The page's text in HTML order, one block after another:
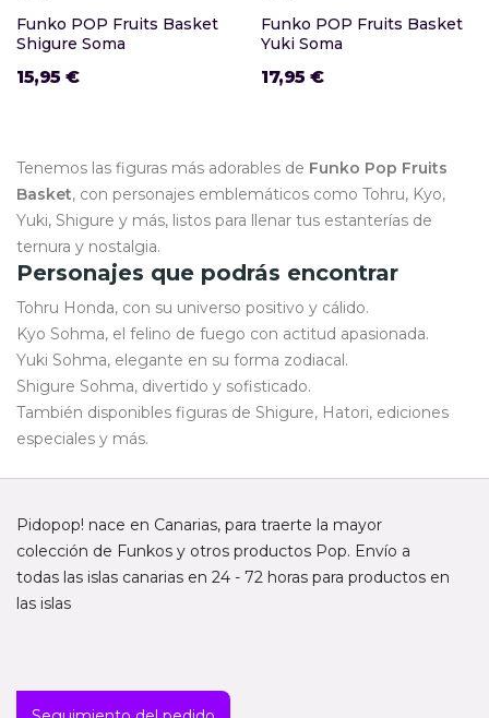
Funko POP Fruits Basket
Shigure Soma
15,95 €
Funko POP Fruits Basket
Yuki Soma
17,95 €
Tenemos las figuras más adorables de Funko Pop Fruits
Basket, con personajes emblemáticos como Tohru, Kyo,
Yuki, Shigure y más, listos para llenar tus estanterías de
ternura y nostalgia.
Personajes que podrás encontrar
Tohru Honda, con su universo positivo y cálido.
Kyo Sohma, el felino de fuego con actitud apasionada.
Yuki Sohma, elegante en su forma zodiacal.
Shigure Sohma, divertido y sofisticado.
También disponibles figuras de Shigure, Hatori, ediciones
especiales y más.
Pidopop! nace en Canarias, para traerte la mayor
colección de Funkos y otros productos Pop. Envío a
todas las islas canarias en 24 - 72 horas para productos en
las islas